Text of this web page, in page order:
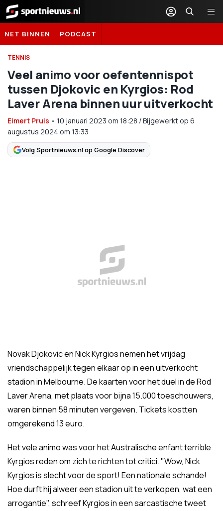
Sportnieuws.nl
NET BINNEN PODCAST
TENNIS
Veel animo voor oefentennispot
tussen Djokovic en Kyrgios: Rod
Laver Arena binnen uur uitverkocht
Eimert Pruis • 10 januari 2023 om 18:28 /Bijgewerkt op 6
augustus 2024 om 13:33
Volg Sportnieuws.nl op Google Discover
Novak Djokovic en Nick Kyrgios nemen het vrijdag
vriendschappelijk tegen elkaar op in een uitverkocht
stadion in Melbourne. De kaarten voor het duel in de Rod
Laver Arena, met plaats voor bijna 15.000 toeschouwers,
waren binnen 58 minuten vergeven. Tickets kostten
omgerekend 13 euro.
Het vele animo was voor het Australische enfant terrible
Kyrgios reden om zich te richten tot critici. "Wow, Nick
Kyrgios is slecht voor de sport! Een nationale schande!
Hoe durft hij alweer een stadion uit te verkopen, wat een
arrogantie", schreef Kyrgios in een sarcastische tweet